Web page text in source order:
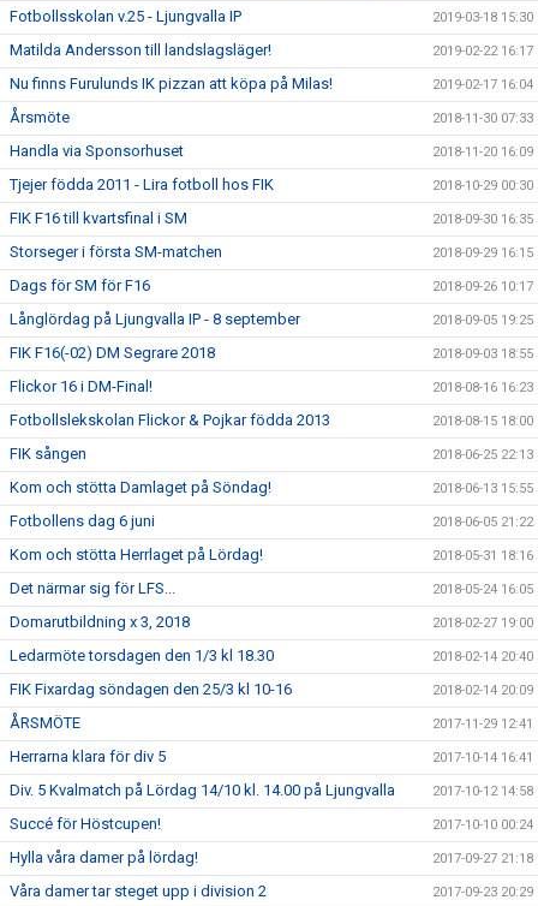
Fotbollsskolan v.25 - Ljungvalla IP 2019-03-18 15:30
Matilda Andersson till landslagsläger! 2019-02-22 16:17
Nu finns Furulunds IK pizzan att köpa på Milas! 2019-02-17 16:04
Årsmöte 2018-11-30 07:33
Handla via Sponsorhuset 2018-11-20 16:09
Tjejer födda 2011 - Lira fotboll hos FIK 2018-10-29 00:30
FIK F16 till kvartsfinal i SM 2018-09-30 16:35
Storseger i första SM-matchen 2018-09-29 16:15
Dags för SM för F16 2018-09-26 10:17
Långlördag på Ljungvalla IP - 8 september 2018-09-05 19:25
FIK F16(-02) DM Segrare 2018 2018-09-03 18:55
Flickor 16 i DM-Final! 2018-08-16 16:23
Fotbollslekskolan Flickor & Pojkar födda 2013 2018-08-15 18:00
FIK sången 2018-06-25 22:13
Kom och stötta Damlaget på Söndag! 2018-06-13 15:55
Fotbollens dag 6 juni 2018-06-05 21:22
Kom och stötta Herrlaget på Lördag! 2018-05-31 18:16
Det närmar sig för LFS... 2018-05-24 16:05
Domarutbildning x 3, 2018 2018-02-27 19:00
Ledarmöte torsdagen den 1/3 kl 18.30 2018-02-14 20:40
FIK Fixardag söndagen den 25/3 kl 10-16 2018-02-14 20:09
ÅRSMÖTE 2017-11-29 12:41
Herrarna klara för div 5 2017-10-14 16:41
Div. 5 Kvalmatch på Lördag 14/10 kl. 14.00 på Ljungvalla 2017-10-12 14:58
Succé för Höstcupen! 2017-10-10 00:24
Hylla våra damer på lördag! 2017-09-27 21:18
Våra damer tar steget upp i division 2 2017-09-23 20:29